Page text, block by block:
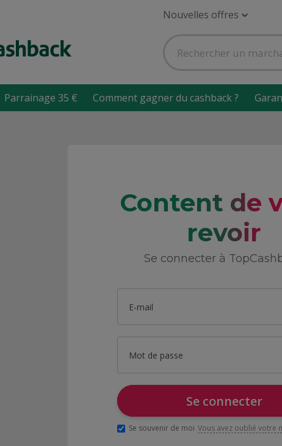
Nouvelles offres
Parrainage 35 € Comment gagner du cashback ?
Content de
revoir
Se connecter à
E-mail
Mot de passe
Se connecter
Se souvenir de moi Vous avez oublié votre